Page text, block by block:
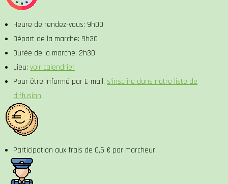
Heure de rendez-vous: 9h00
Départ de la marche: 9h30
Durée de la marche: 2h30
Lieu:voir calendrier
Pour être informé par E-mail, s’inscrire dans notre liste de
diffusion.
Participation aux frais de 0,5 € par marcheur.